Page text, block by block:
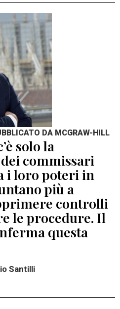
DA MCGRAW-HILL
solo la
commissari
i loro poteri in
più a
controlli
le procedure. Il
questa
Santilli